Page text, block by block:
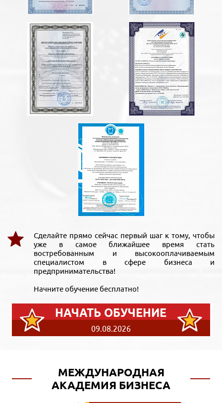
Сделайте прямо сейчас первый шаг к тому, чтобы
уже в самое ближайшее время стать
востребованным и высокооплачиваемым
специалистом в сфере бизнеса и
предпринимательства!
Начните обучение бесплатно!
НАЧАТЬ ОБУЧЕНИЕ
09.08.2026
МЕЖДУНАРОДНАЯ
АКАДЕМИЯ БИЗНЕСА